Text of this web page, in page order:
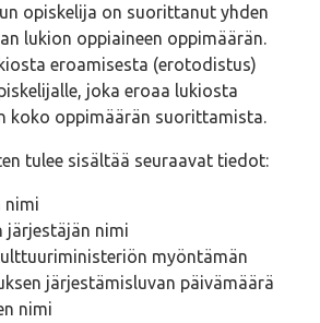
opiskelija on suorittanut yhden
lukion oppiaineen oppimäärän.
eroamisesta (erotodistus)
joka eroaa lukiosta
koko oppimäärän suorittamista.
tulee sisältää seuraavat tiedot:
nimi
järjestäjän nimi
myöntämän
järjestämisluvan päivämäärä
nimi